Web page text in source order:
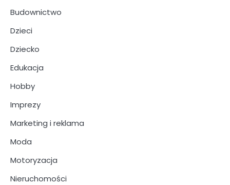
Budownictwo
Dzieci
Dziecko
Edukacja
Hobby
Imprezy
Marketing i reklama
Moda
Motoryzacja
Nieruchomości